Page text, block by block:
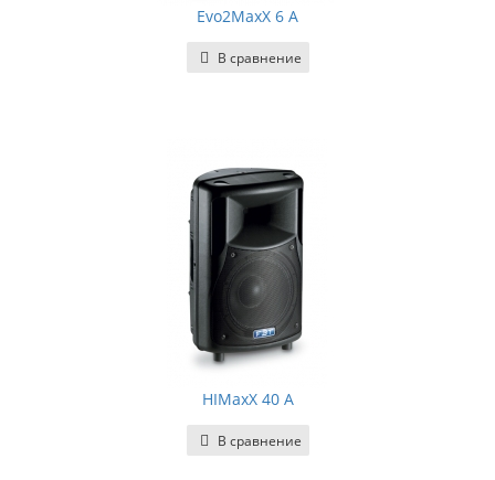
Evo2MaxX 6 A
В сравнение
HIMaxX 40 A
В сравнение